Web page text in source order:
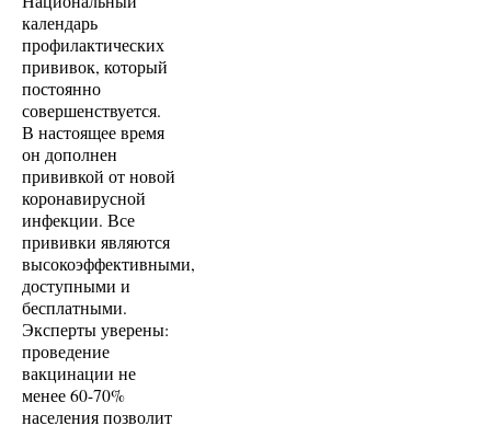
календарь
профилактических
прививок, который
постоянно
совершенствуется.
В настоящее время
он дополнен
прививкой от новой
коронавирусной
инфекции. Все
прививки являются
высокоэффективными,
доступными и
бесплатными.
Эксперты уверены:
проведение
вакцинации не
менее 60-70%
населения позволит